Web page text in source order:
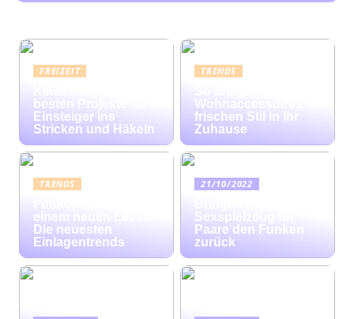
FREIZEIT
besten Projekte für
Einsteiger ins
Stricken und Häkeln
TRENDS
Wohnaccessoires
frischen Stil in Ihr
Zuhause
TRENDS
einem neuen Level:
Die neuesten
Einlagentrends
21/10/2022
Sexspielzeug für
Paare den Funken
zurück